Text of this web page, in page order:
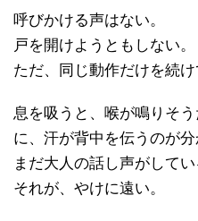
呼びかける声はない。
戸を開けようともしない。
ただ、同じ動作だけを続け
息を吸うと、喉が鳴りそ
に、汗が背中を伝うのが
まだ大人の話し声がして
それが、やけに遠い。